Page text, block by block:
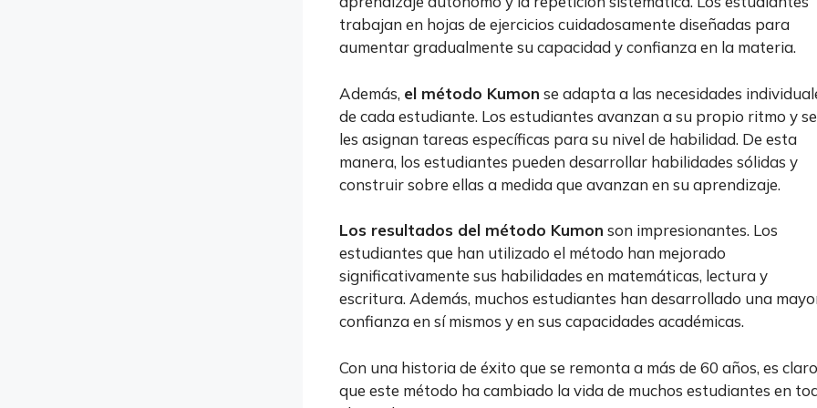
trabajan en hojas de ejercicios cuidadosamente diseñadas para
aumentar gradualmente su capacidad y confianza en la materia.
Además, el método Kumon se adapta a las necesidades
de cada estudiante. Los estudiantes avanzan a su propio ritmo y se
les asignan tareas específicas para su nivel de habilidad. De esta
manera, los estudiantes pueden desarrollar habilidades sólidas y
construir sobre ellas a medida que avanzan en su aprendizaje.
Los resultados del método Kumon son impresionantes. Los
estudiantes que han utilizado el método han mejorado
significativamente sus habilidades en matemáticas, lectura y
escritura. Además, muchos estudiantes han desarrollado una
confianza en sí mismos y en sus capacidades académicas.
Con una historia de éxito que se remonta a más de 60 años, es claro
que este método ha cambiado la vida de muchos estudiantes en